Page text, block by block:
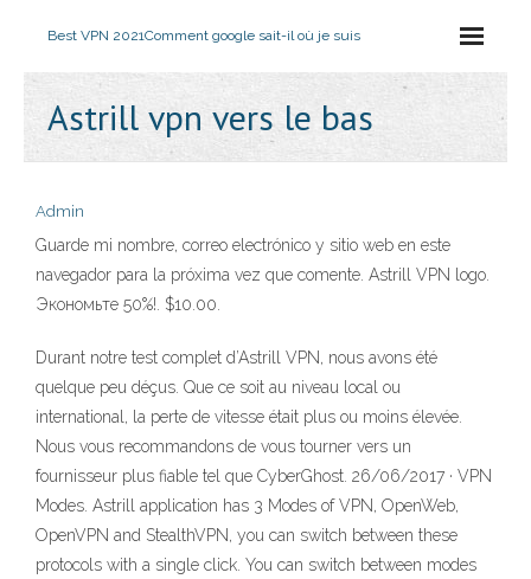
Best VPN 2021Comment google sait-il où je suis
Astrill vpn vers le bas
Admin
Guarde mi nombre, correo electrónico y sitio web en este
navegador para la próxima vez que comente. Astrill VPN logo.
Экономьте 50%!. $10.00.
Durant notre test complet d’Astrill VPN, nous avons été
quelque peu déçus. Que ce soit au niveau local ou
international, la perte de vitesse était plus ou moins élevée.
Nous vous recommandons de vous tourner vers un
fournisseur plus fiable tel que CyberGhost. 26/06/2017 · VPN
Modes. Astrill application has 3 Modes of VPN, OpenWeb,
OpenVPN and StealthVPN, you can switch between these
protocols with a single click. You can switch between modes